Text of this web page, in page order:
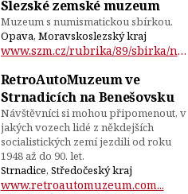
Slezské zemské muzeum
Muzeum s numismatickou sbírkou.
Opava, Moravskoslezský kraj
www.szm.cz/rubrika/89/sbirka/numizmatick...
RetroAutoMuzeum ve
Strnadicích na Benešovsku
Návštěvníci si mohou připomenout, v
jakých vozech lidé z někdejších
socialistických zemí jezdili od roku
1948 až do 90. let.
Strnadice, Středočeský kraj
www.retroautomuzeum.com...